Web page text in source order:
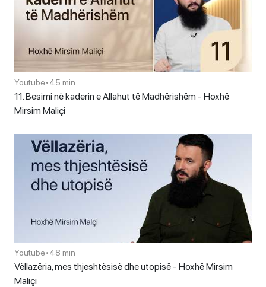
Youtube•45 min
11. Besimi në kaderin e Allahut të Madhërishëm - Hoxhë
Mirsim Maliçi
Youtube•48 min
Vëllazëria, mes thjeshtësisë dhe utopisë - Hoxhë Mirsim
Maliçi